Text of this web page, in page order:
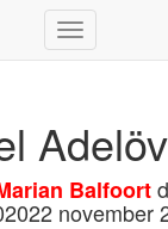
Slå
Balfoort
22 november